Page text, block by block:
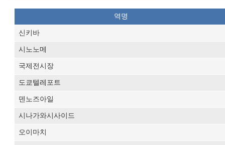
역명
신키바
시노노메
국제전시장
도쿄텔레포트
덴노즈아일
시나가와시사이드
오이마치